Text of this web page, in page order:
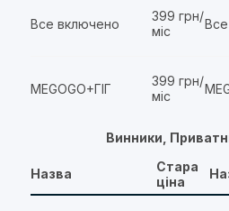
Все включено
399 грн/
міс
MEGOGO+ГІГ
399 грн/
міс
Винники,
Назва
Стара
ціна